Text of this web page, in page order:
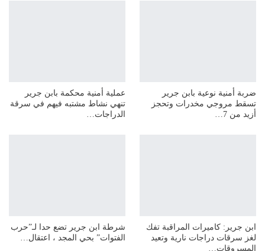
ضربة أمنية نوعية بابن جرير
تسقط مروجي مخدرات وتحجز
أزيد من 7…
عملية أمنية محكمة بابن جرير
تنهي نشاط مشتبه فيهم في سرقة
الدراجات…
ابن جرير: كاميرات المراقبة تفك
لغز سرقات دراجات نارية وتعيد
المسروقات…
شرطة ابن جرير تضع حدا لـ”حرب
الفتوات” بحي المجد ، اعتقال…